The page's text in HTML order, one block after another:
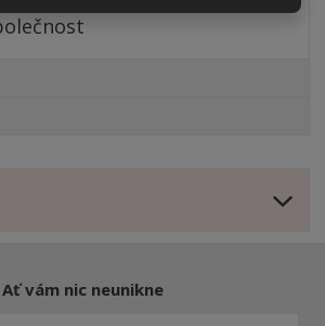
Ať vám nic neunikne